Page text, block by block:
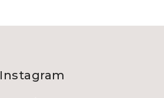
Instagram